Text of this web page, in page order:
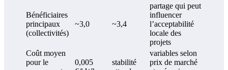
Bénéficiaires
principaux
(collectivités)
~3,0 ~3,4
partage qui peut
influencer
l’acceptabilité
locale des
projets
Coût moyen
pour le
0,005
stabilité
variables selon
prix de marché